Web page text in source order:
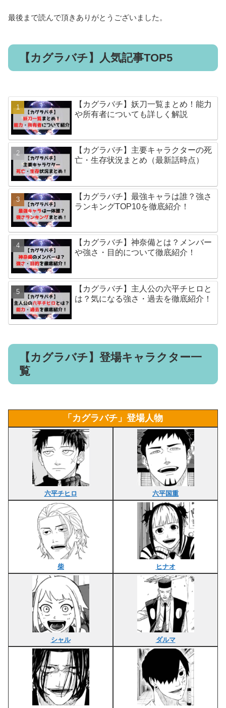
最後まで読んで頂きありがとうございました。
【カグラバチ】人気記事TOP5
【カグラバチ】妖刀一覧まとめ！能力
や所有者についても詳しく解説
【カグラバチ】主要キャラクターの死
亡・生存状況まとめ（最新話時点）
【カグラバチ】最強キャラは誰？強さ
ランキングTOP10を徹底紹介！
【カグラバチ】神奈備とは？メンバー
や強さ・目的について徹底紹介！
【カグラバチ】主人公の六平チヒロと
は？気になる強さ・過去を徹底紹介！
【カグラバチ】登場キャラクター一
覧
「カグラバチ」登場人物
六平チヒロ 六平国重
柴 ヒナオ
シャル ダルマ